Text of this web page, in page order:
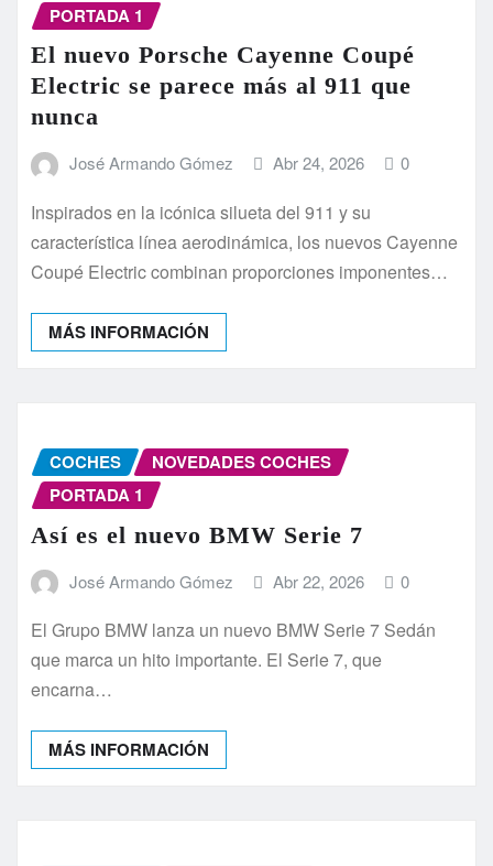
PORTADA 1
El nuevo Porsche Cayenne Coupé
Electric se parece más al 911 que
nunca
José Armando Gómez Abr 24, 2026 0
Inspirados en la icónica silueta del 911 y su
característica línea aerodinámica, los nuevos Cayenne
Coupé Electric combinan proporciones imponentes…
MÁS INFORMACIÓN
COCHES
NOVEDADES COCHES
PORTADA 1
Así es el nuevo BMW Serie 7
José Armando Gómez Abr 22, 2026 0
El Grupo BMW lanza un nuevo BMW Serie 7 Sedán
que marca un hito importante. El Serie 7, que
encarna…
MÁS INFORMACIÓN